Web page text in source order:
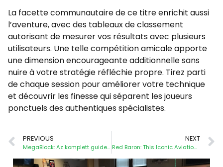
La facette communautaire de ce titre enrichit aussi
l’aventure, avec des tableaux de classement
autorisant de mesurer vos résultats avec plusieurs
utilisateurs. Une telle compétition amicale apporte
une dimension encourageante additionnelle sans
nuire à votre stratégie réfléchie propre. Tirez parti
de chaque session pour améliorer votre technique
et découvrir les finesse qui séparent les joueurs
ponctuels des authentiques spécialistes.
PREVIOUS
MegaBlock: Az komplett guide a kaszinójáték egy leginnovatívabb szórakozásához
NEXT
Red Baron: This Iconic Aviation-Themed Slot Adventure